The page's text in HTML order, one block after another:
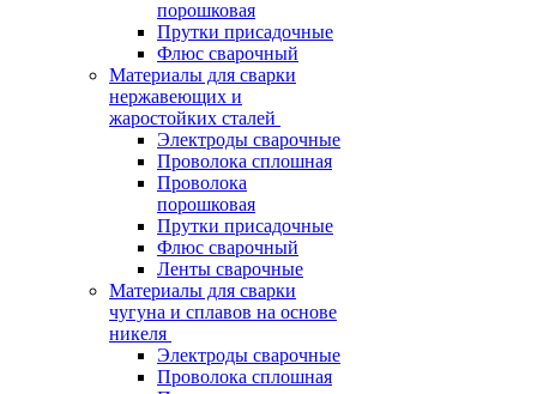
порошковая
Прутки присадочные
Флюс сварочный
Материалы для сварки
нержавеющих и
жаростойких сталей
Электроды сварочные
Проволока сплошная
Проволока
порошковая
Прутки присадочные
Флюс сварочный
Ленты сварочные
Материалы для сварки
чугуна и сплавов на основе
никеля
Электроды сварочные
Проволока сплошная